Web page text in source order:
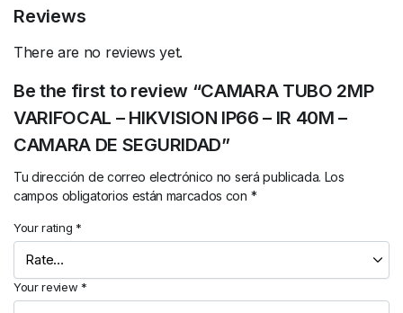
Reviews
There are no reviews yet.
Be the first to review “CAMARA TUBO 2MP
VARIFOCAL – HIKVISION IP66 – IR 40M –
CAMARA DE SEGURIDAD”
Tu dirección de correo electrónico no será publicada. Los
campos obligatorios están marcados con *
Your rating *
Your review *